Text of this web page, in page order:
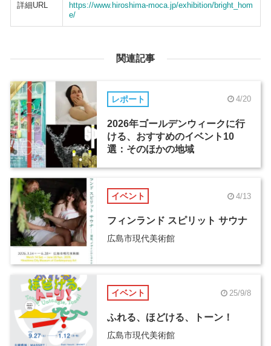
詳細URL
https://www.hiroshima-moca.jp/exhibition/bright_hom
e/
関連記事
レポート 4/20
2026年ゴールデンウィークに行
ける、おすすめのイベント10
選：そのほかの地域
イベント 4/13
フィンランド スピリット サウナ
広島市現代美術館
イベント 25/9/8
ふれる、ほどける、トーン！
広島市現代美術館